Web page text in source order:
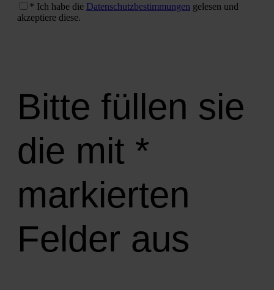
* Ich habe die Daten­schutz­be­stim­mun­gen gele­sen und
akzep­tie­re die­se.
Bitte füllen sie
die mit *
markierten
Felder aus